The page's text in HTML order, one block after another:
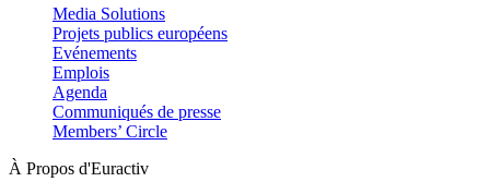
Media Solutions
Projets publics européens
Evénements
Emplois
Agenda
Communiqués de presse
Members’ Circle
À Propos d'Euractiv